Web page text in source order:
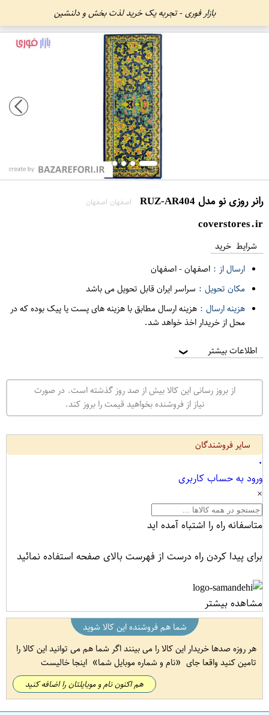
بازار فوری - تجربه یک خرید لذت بخش و دلنشین
رانر روزی نو مدل RUZ-AR404 اصفهان اصفهان
coverstores.ir
شرایط خرید
ارسال از : اصفهان-اصفهان
مکان تحویل : سراسر ایران قابل تحویل می باشد
هزینه ارسال : هزینه ارسال مطابق با هزینه های پست یا پیک بوده که در
محل از خریدار اخذ خواهد شد.
اطلاعات بیشتر ❯
از بروز رسانی این کالا بیش از صد روز گذشته است. در صورت
نیاز از فروشنده بخواهید قیمت را بروز کند.
سایر فروشندگان
۰
ورود به حساب کاربری
×
متاسفانه راه را اشتباه آمده اید
برای پیدا کردن راه درست از فهرست بالای صفحه استفاده نمائید
مشاهده بیشتر
شما هم فروشنده این کالا شوید
هر روزه صدها خریدار این کالا را می بینند اگر شما هم می توانید این کالا را
تامین کنید واقعا جای
نام و شماره موبایل شما اینجا خالیست
هم اکنون نام و موبایلتان را اضافه کنید